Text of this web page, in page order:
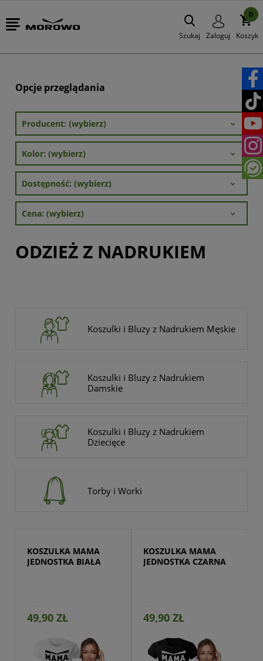
Szukaj Zaloguj Koszyk
0
Opcje przeglądania
Producent: (wybierz)
Kolor: (wybierz)
Dostępność: (wybierz)
Cena: (wybierz)
ODZIEŻ Z NADRUKIEM
Koszulki i Bluzy z Nadrukiem Męskie
Koszulki i Bluzy z Nadrukiem
Damskie
Koszulki i Bluzy z Nadrukiem
Dziecięce
Torby i Worki
KOSZULKA MAMA
JEDNOSTKA BIAŁA
49,90 ZŁ
KOSZULKA MAMA
JEDNOSTKA CZARNA
49,90 ZŁ